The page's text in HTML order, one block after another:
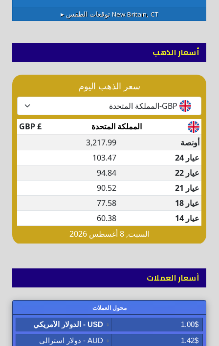
New Britain, CTتوقعات الطقس ▸
أسعار الذهب
أسعار العملات